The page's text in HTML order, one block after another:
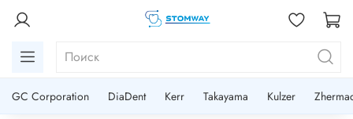
GC Corporation DiaDent Kerr Takayama Kulzer